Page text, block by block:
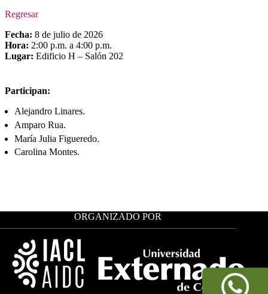
Regresar
Fecha: 8 de julio de 2026
Hora: 2:00 p.m. a 4:00 p.m.
Lugar: Edificio H – Salón 202
Participan:
Alejandro Linares.
Amparo Rua.
María Julia Figueredo.
Carolina Montes.
ORGANIZADO POR